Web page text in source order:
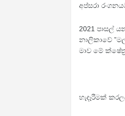
අප්සරා
2021 පාසල්
නාලිකාවේ
මාව මේ
හැදෑරීමක්